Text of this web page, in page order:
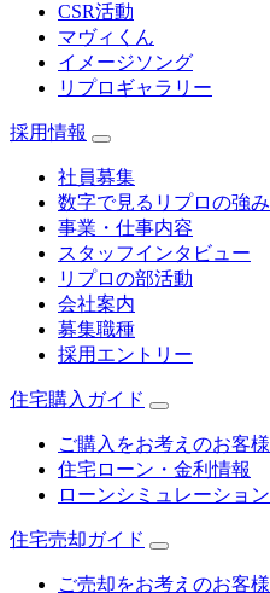
CSR活動
マヴィくん
イメージソング
リプロギャラリー
採用情報
社員募集
数字で見るリプロの強み
事業・仕事内容
スタッフインタビュー
リプロの部活動
会社案内
募集職種
採用エントリー
住宅購入ガイド
ご購入をお考えのお客様
住宅ローン・金利情報
ローンシミュレーション
住宅売却ガイド
ご売却をお考えのお客様